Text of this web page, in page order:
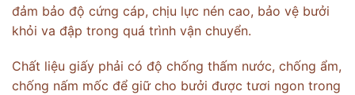
đảm bảo độ cứng cáp, chịu lực nén cao, bảo vệ bưởi
khỏi va đập trong quá trình vận chuyển.
Chất liệu giấy phải có độ chống thấm nước, chống ẩm,
chống nấm mốc để giữ cho bưởi được tươi ngon trong